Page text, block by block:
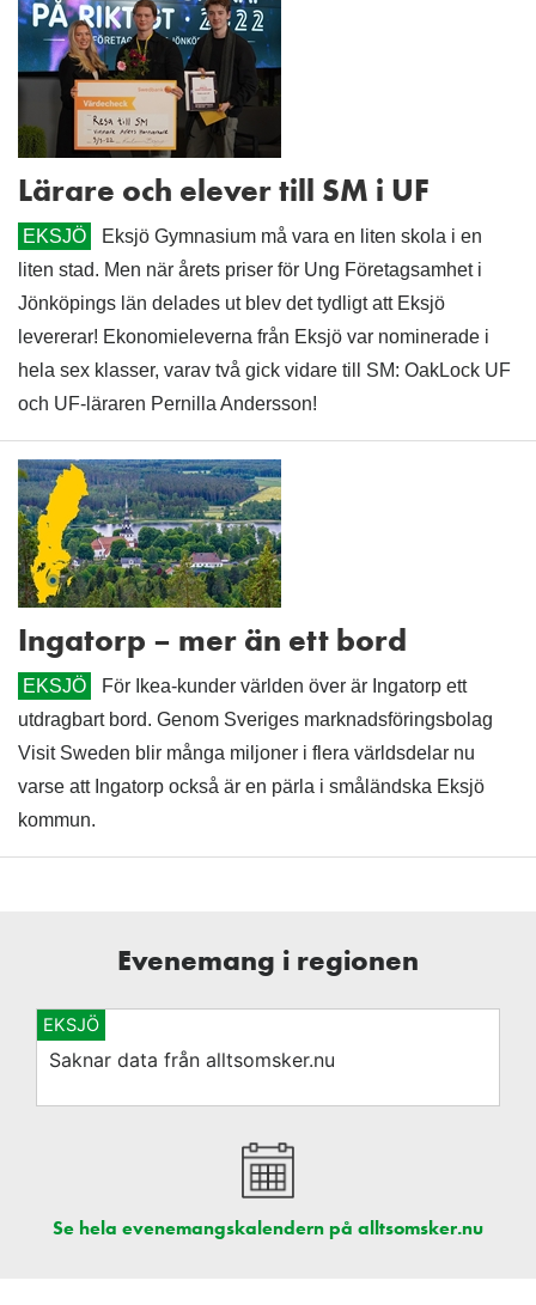
Lärare och elever till SM i UF
EKSJÖ
Eksjö Gymnasium må vara en liten skola i en
liten stad. Men när årets priser för Ung Företagsamhet i
Jönköpings län delades ut blev det tydligt att Eksjö
levererar! Ekonomieleverna från Eksjö var nominerade i
hela sex klasser, varav två gick vidare till SM: OakLock UF
och UF-läraren Pernilla Andersson!
Ingatorp – mer än ett bord
EKSJÖ
För Ikea-kunder världen över är Ingatorp ett
utdragbart bord. Genom Sveriges marknadsföringsbolag
Visit Sweden blir många miljoner i flera världsdelar nu
varse att Ingatorp också är en pärla i småländska Eksjö
kommun.
Evenemang i regionen
EKSJÖ
Saknar data från alltsomsker.nu
Se hela evenemangskalendern på alltsomsker.nu